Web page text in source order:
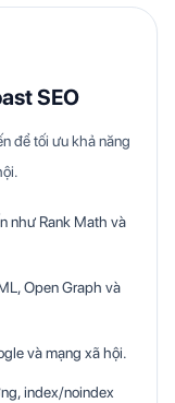
SEO
để tối ưu khả năng
như Rank Math và
Open Graph và
và mạng xã hội.
index/noindex